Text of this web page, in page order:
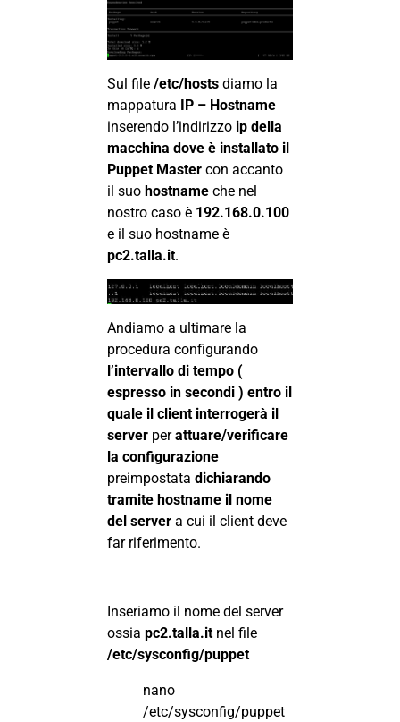
Sul file /etc/hosts diamo la
mappatura IP – Hostname
inserendo l’indirizzo ip della
macchina dove è installato il
Puppet Master con accanto
il suo hostname che nel
nostro caso è 192.168.0.100
e il suo hostname è
pc2.talla.it.
Andiamo a ultimare la
procedura configurando
l’intervallo di tempo (
espresso in secondi ) entro il
quale il client interrogerà il
server perattuare/verificare
la configurazione
preimpostata dichiarando
tramite hostname il nome
del server a cui il client deve
far riferimento.
Inseriamo il nome del server
ossia pc2.talla.it nel file
/etc/sysconfig/puppet
nano
/etc/sysconfig/puppet